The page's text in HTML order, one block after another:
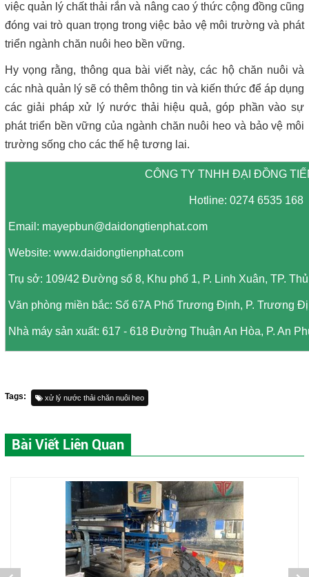
việc quản lý chất thải rắn và nâng cao ý thức cộng đồng cũng
đóng vai trò quan trọng trong việc bảo vệ môi trường và phát
triển ngành chăn nuôi heo bền vững.
Hy vọng rằng, thông qua bài viết này, các hộ chăn nuôi và
các nhà quản lý sẽ có thêm thông tin và kiến thức để áp dụng
các giải pháp xử lý nước thải hiệu quả, góp phần vào sự
phát triển bền vững của ngành chăn nuôi heo và bảo vệ môi
trường sống cho các thế hệ tương lai.
CÔNG TY TNHH ĐẠI ĐỒNG
Hotline: 0274 6535 168
Email: mayepbun@daidongtienphat.com
Website: www.daidongtienphat.com
Trụ sở: 109/42 Đường số 8, Khu phố 1, P. Linh Xuân, TP.
Văn phòng miền bắc: Số 67A Phố Trương Định, P. Trương
Nhà máy sản xuất: 617 - 618 Đường Thuận An Hòa, P. An
Tags: xử lý nước thải chăn nuôi heo
Bài Viết Liên Quan